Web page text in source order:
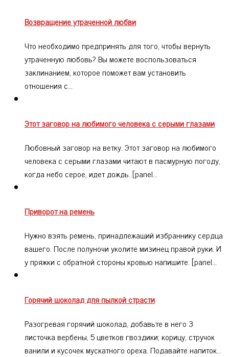
Возвращение утраченной любви
Что необходимо предпринять для того, чтобы вернуть
утраченную любовь? Вы можете воспользоваться
заклинанием, которое поможет вам установить
отношения с…
Этот заговор на любимого человека с серыми глазами
Любовный заговор на ветку. Этот заговор на любимого
человека с серыми глазами читают в пасмурную погоду,
когда небо серое, идет дождь. [panel…
Приворот на ремень
Нужно взять ремень, принадлежащий избраннику сердца
вашего. После полуночи уколите мизинец правой руки. И
у пряжки с обратной стороны кровью напишите: [panel…
Горячий шоколад для пылкой страсти
Разогревая горячий шоколад, добавьте в него 3
листочка вербены, 5 цветков гвоздики; корицу, стручок
ванили и кусочек мускатного ореха. Подавайте напиток…